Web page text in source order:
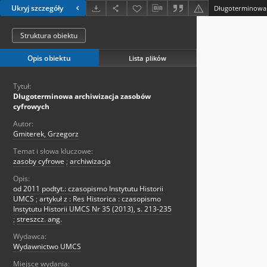
Ukryj szczegóły
Struktura obiektu
Opis obiektu Lista plików
Tytuł:
Długoterminowa archiwizacja zasobów
cyfrowych
Autor:
Gmiterek, Grzegorz
Temat i słowa kluczowe:
zasoby cyfrowe ; archiwizacja
Opis:
od 2011 podtyt.: czasopismo Instytutu Historii
UMCS ; artykuł z : Res Historica : czasopismo
Instytutu Historii UMCS Nr 35 (2013), s. 213-235
; streszcz. ang.
Wydawca:
Wydawnictwo UMCS
Miejsce wydania: